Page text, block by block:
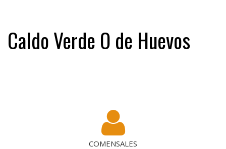
Caldo Verde O de Huevos
COMENSALES